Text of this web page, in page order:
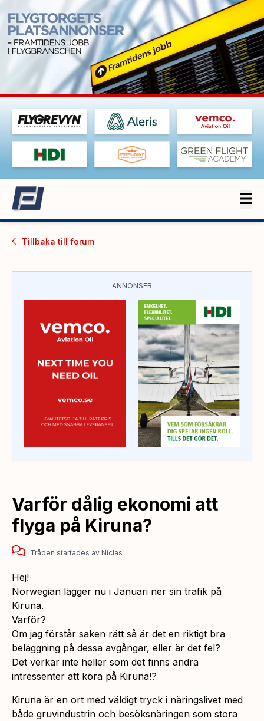
Tillbaka till forum
ANNONSER
Varför dålig ekonomi att
flyga på Kiruna?
Tråden startades av Niclas
Hej!
Norwegian lägger nu i Januari ner sin trafik på
Kiruna.
Varför?
Om jag förstår saken rätt så är det en riktigt bra
beläggning på dessa avgångar, eller är det fel?
Det verkar inte heller som det finns andra
intressenter att köra på Kiruna!?
Kiruna är en ort med väldigt tryck i näringslivet med
både gruvindustrin och besöksnäringen som stora